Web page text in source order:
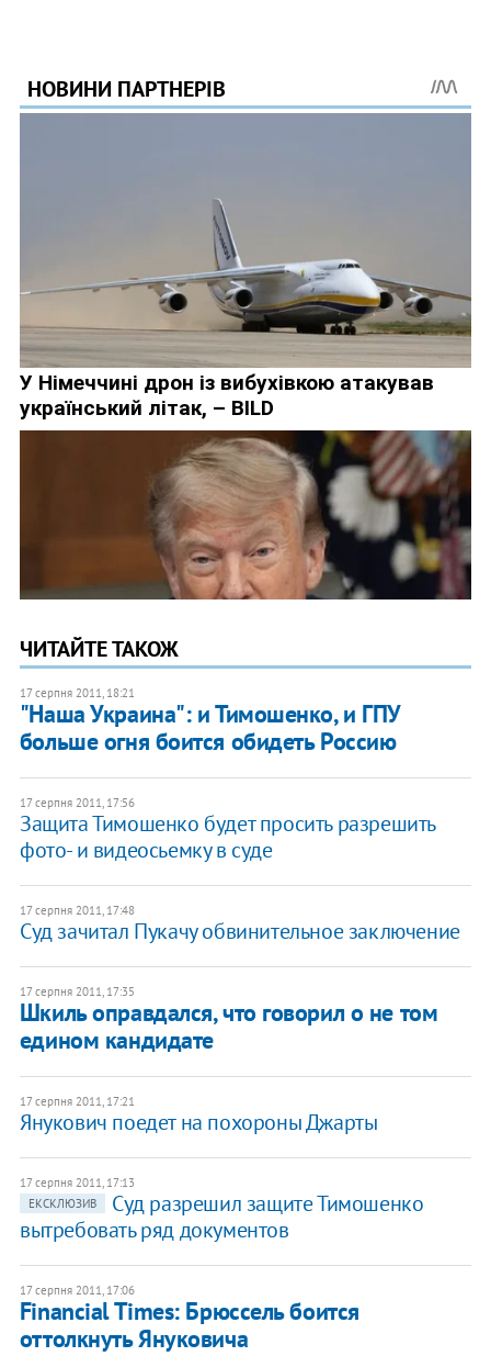
ЧИТАЙТЕ ТАКОЖ
17 серпня 2011, 18:21
"Наша Украина": и Тимошенко, и ГПУ
больше огня боится обидеть Россию
17 серпня 2011, 17:56
Защита Тимошенко будет просить разрешить
фото- и видеосьемку в суде
17 серпня 2011, 17:48
Суд зачитал Пукачу обвинительное заключение
17 серпня 2011, 17:35
Шкиль оправдался, что говорил о не том
едином кандидате
17 серпня 2011, 17:21
Янукович поедет на похороны Джарты
17 серпня 2011, 17:13
ЕКСКЛЮЗИВ
Суд разрешил защите Тимошенко
вытребовать ряд документов
17 серпня 2011, 17:06
Financial Times: Брюссель боится
оттолкнуть Януковича